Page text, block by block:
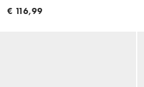
en uitlopende mouwen in wit
€ 116,99